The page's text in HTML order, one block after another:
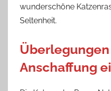
wunderschöne
Seltenheit.
Anschaffung